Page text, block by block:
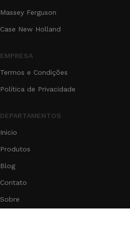
Massey Ferguson
Case New Holland
EMPRESA
Termos e Condições
Política de Privacidade
DEPARTAMENTOS
Inicio
Produtos
Blog
Contato
Sobre